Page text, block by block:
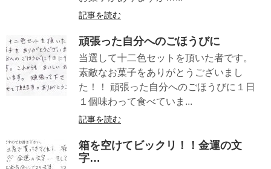
記事を読む
頑張った自分へのごほうびに
当選して十二色セットを頂いた者です。
素敵なお菓子をありがとうございまし
た！！ 頑張った自分へのごほうびに１日
１個味わって食べていま...
記事を読む
箱を空けてビックリ！！金運の文
字…